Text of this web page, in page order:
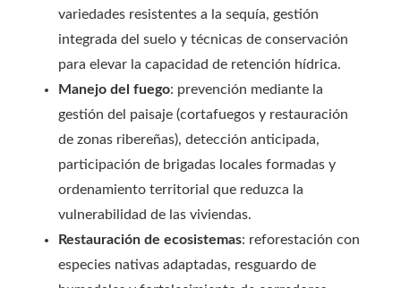
variedades resistentes a la sequía, gestión
integrada del suelo y técnicas de conservación
para elevar la capacidad de retención hídrica.
Manejo del fuego: prevención mediante la
gestión del paisaje (cortafuegos y restauración
de zonas ribereñas), detección anticipada,
participación de brigadas locales formadas y
ordenamiento territorial que reduzca la
vulnerabilidad de las viviendas.
Restauración de ecosistemas: reforestación con
especies nativas adaptadas, resguardo de